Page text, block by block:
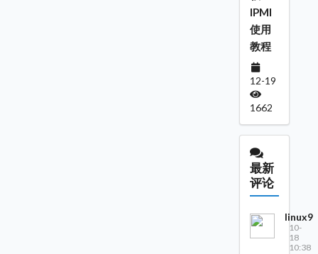
IPMI
使用
教程
12-19
1662
最新
评论
linux9
10-
18
10:38